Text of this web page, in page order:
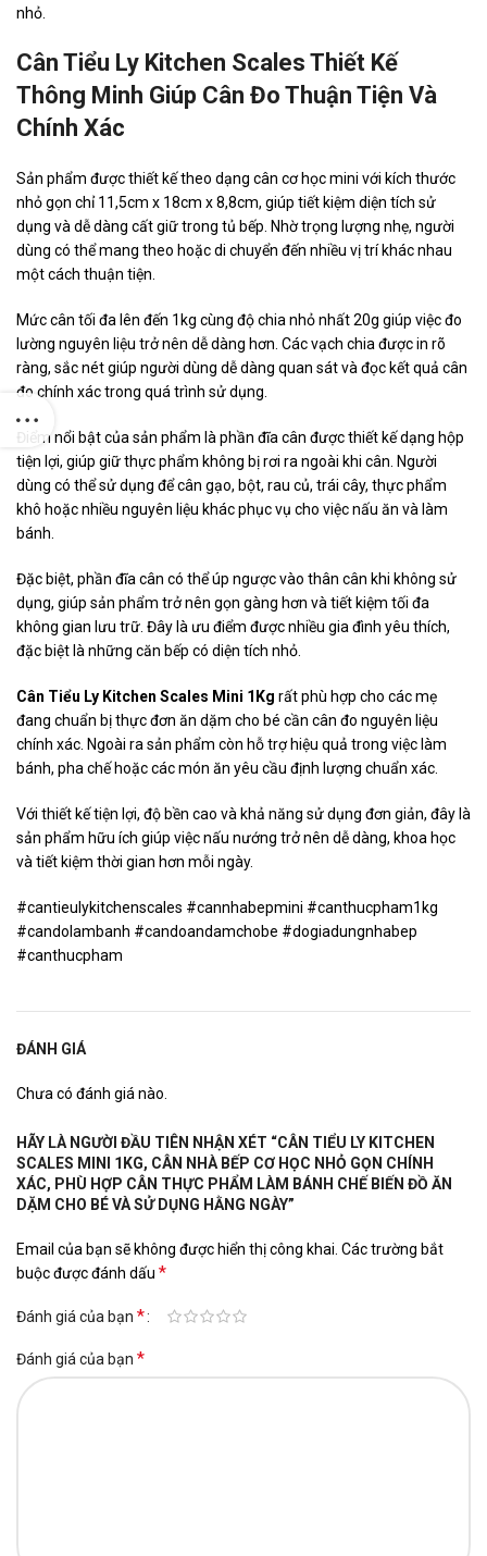
nhỏ.
Cân Tiểu Ly Kitchen Scales Thiết Kế
Thông Minh Giúp Cân Đo Thuận Tiện Và
Chính Xác
Sản phẩm được thiết kế theo dạng cân cơ học mini với kích thước
nhỏ gọn chỉ 11,5cm x 18cm x 8,8cm, giúp tiết kiệm diện tích sử
dụng và dễ dàng cất giữ trong tủ bếp. Nhờ trọng lượng nhẹ, người
dùng có thể mang theo hoặc di chuyển đến nhiều vị trí khác nhau
một cách thuận tiện.
Mức cân tối đa lên đến 1kg cùng độ chia nhỏ nhất 20g giúp việc đo
lường nguyên liệu trở nên dễ dàng hơn. Các vạch chia được in rõ
ràng, sắc nét giúp người dùng dễ dàng quan sát và đọc kết quả cân
đo chính xác trong quá trình sử dụng.
Điểm nổi bật của sản phẩm là phần đĩa cân được thiết kế dạng hộp
tiện lợi, giúp giữ thực phẩm không bị rơi ra ngoài khi cân. Người
dùng có thể sử dụng để cân gạo, bột, rau củ, trái cây, thực phẩm
khô hoặc nhiều nguyên liệu khác phục vụ cho việc nấu ăn và làm
bánh.
Đặc biệt, phần đĩa cân có thể úp ngược vào thân cân khi không sử
dụng, giúp sản phẩm trở nên gọn gàng hơn và tiết kiệm tối đa
không gian lưu trữ. Đây là ưu điểm được nhiều gia đình yêu thích,
đặc biệt là những căn bếp có diện tích nhỏ.
Cân Tiểu Ly Kitchen Scales Mini 1Kg rất phù hợp cho các mẹ
đang chuẩn bị thực đơn ăn dặm cho bé cần cân đo nguyên liệu
chính xác. Ngoài ra sản phẩm còn hỗ trợ hiệu quả trong việc làm
bánh, pha chế hoặc các món ăn yêu cầu định lượng chuẩn xác.
Với thiết kế tiện lợi, độ bền cao và khả năng sử dụng đơn giản, đây là
sản phẩm hữu ích giúp việc nấu nướng trở nên dễ dàng, khoa học
và tiết kiệm thời gian hơn mỗi ngày.
#cantieulykitchenscales #cannhabepmini #canthucpham1kg
#candolambanh #candoandamchobe #dogiadungnhabep
#canthucpham
ĐÁNH GIÁ
Chưa có đánh giá nào.
HÃY LÀ NGƯỜI ĐẦU TIÊN NHẬN XÉT “CÂN TIỂU LY KITCHEN
SCALES MINI 1KG, CÂN NHÀ BẾP CƠ HỌC NHỎ GỌN CHÍNH
XÁC, PHÙ HỢP CÂN THỰC PHẨM LÀM BÁNH CHẾ BIẾN ĐỒ ĂN
DẶM CHO BÉ VÀ SỬ DỤNG HẰNG NGÀY”
Email của bạn sẽ không được hiển thị công khai. Các trường bắt
buộc được đánh dấu *
Đánh giá của bạn *
Đánh giá của bạn *